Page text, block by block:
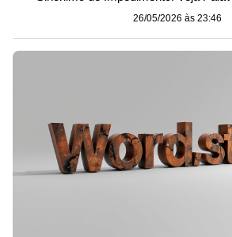
26/05/2026 às 23:46